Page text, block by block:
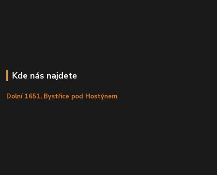
Kde nás najdete
Dolní 1651, Bystřice pod Hostýnem